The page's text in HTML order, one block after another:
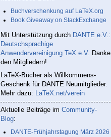
Buchverschenkung auf LaTeX.org
Book Giveaway on StackExchange
Mit Unterstützung durch DANTE e.V.:
Deutschsprachige
Anwendervereinigung TeX e.V. Danke
den Mitgliedern!
LaTeX-Bücher als Willkommens-
Geschenk für DANTE Neumitglieder.
Mehr dazu: LaTeX.net/verein
Aktuelle Beiträge im Community-
Blog:
DANTE-Frühjahrstagung März 2026